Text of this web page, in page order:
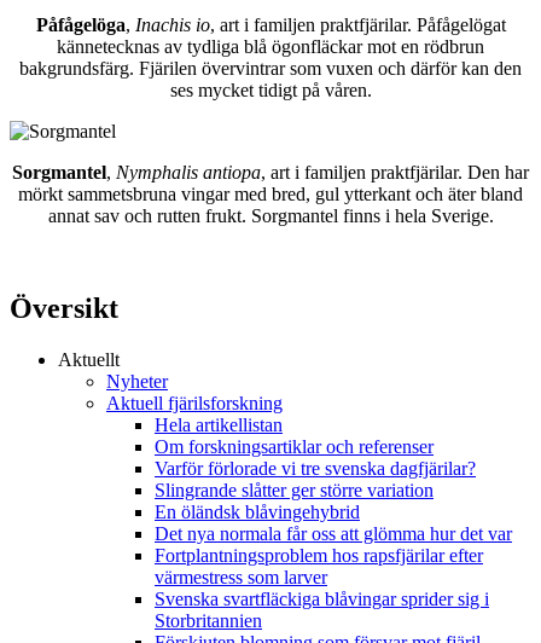
Påfågelöga, Inachis io, art i familjen praktfjärilar. Påfågelögat
kännetecknas av tydliga blå ögonfläckar mot en rödbrun
bakgrundsfärg. Fjärilen övervintrar som vuxen och därför kan den
ses mycket tidigt på våren.
Sorgmantel, Nymphalis antiopa, art i familjen praktfjärilar. Den har
mörkt sammetsbruna vingar med bred, gul ytterkant och äter bland
annat sav och rutten frukt. Sorgmantel finns i hela Sverige.
Översikt
Aktuellt
Nyheter
Aktuell fjärilsforskning
Hela artikellistan
Om forskningsartiklar och referenser
Varför förlorade vi tre svenska dagfjärilar?
Slingrande slåtter ger större variation
En öländsk blåvingehybrid
Det nya normala får oss att glömma hur det var
Fortplantningsproblem hos rapsfjärilar efter
värmestress som larver
Svenska svartfläckiga blåvingar sprider sig i
Storbritannien